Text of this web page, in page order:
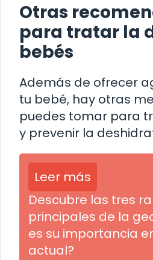
Otras
para tratar la
bebés
Además de ofrecer
tu bebé, hay otras
puedes tomar para
y prevenir la
Leer más
Descubre las tres
principales de la
es su importancia
actual?